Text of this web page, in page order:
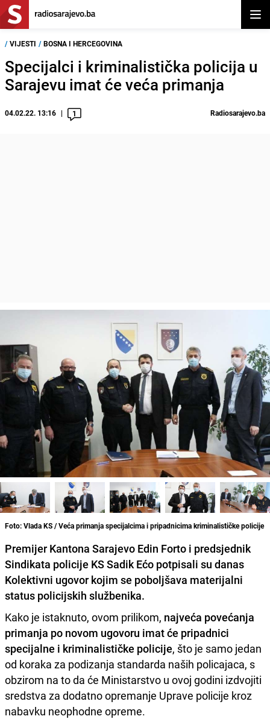
/ VIJESTI / BOSNA I HERCEGOVINA
Specijalci i kriminalistička policija u
Sarajevu imat će veća primanja
04.02.22. 13:16 1 Radiosarajevo.ba
Foto: Vlada KS / Veća primanja specijalcima i pripadnicima kriminalističke policije
Premijer Kantona Sarajevo Edin Forto i predsjednik
Sindikata policije KSSadik Ećo potpisali su danas
Kolektivni ugovor kojim se poboljšava materijalni
status policijskih službenika.
Kako je istaknuto, ovom prilikom, najveća povećanja
primanja po novom ugovoru imat će pripadnici
specijalne i kriminalističke policije, što je samo jedan
od koraka za podizanja standarda naših policajaca, s
obzirom na to da će Ministarstvo u ovoj godini izdvojiti
sredstva za dodatno opremanje Uprave policije kroz
nabavku neophodne opreme.